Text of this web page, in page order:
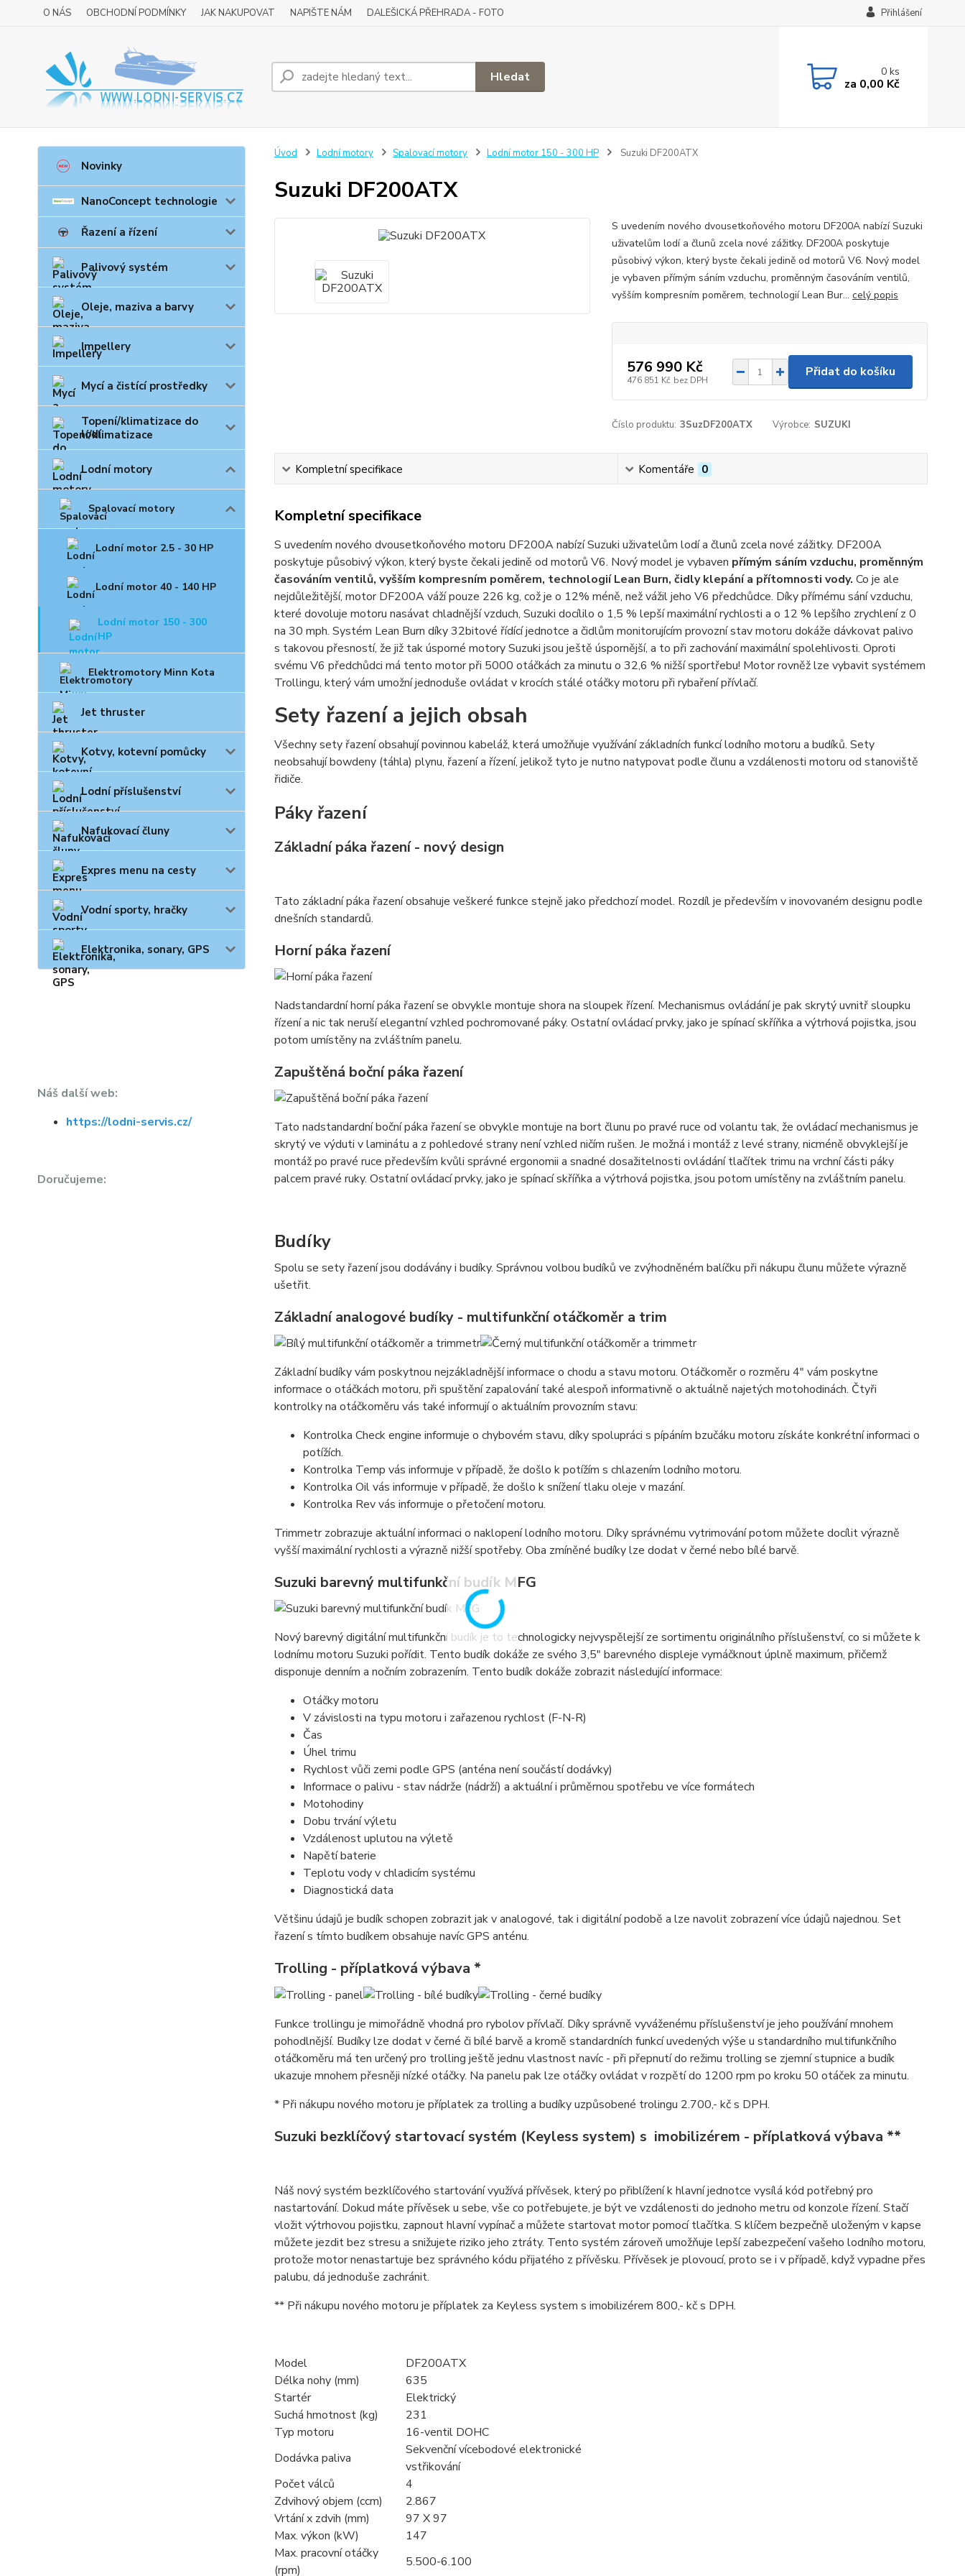
O NÁS OBCHODNÍ PODMÍNKY JAK NAKUPOVAT NAPIŠTE NÁM DALEŠICKÁ PŘEHRADA - FOTO Přihlášení
Hledat 0ks
za 0,00 Kč
Novinky
NanoConcept technologie
Řazení a řízení
Palivový systém
Oleje, maziva a barvy
Impellery
Mycí a čistící prostředky
Topení/klimatizace do
lodí
Lodní motory
Spalovací motory
Lodní motor 2.5 - 30 HP
Lodní motor 40 - 140 HP
Lodní motor 150 - 300
HP
Elektromotory Minn Kota
Jet thruster
Kotvy, kotevní pomůcky
Lodní příslušenství
Nafukovací čluny
Expres menu na cesty
Vodní sporty, hračky
Elektronika, sonary, GPS
Náš další web:
https://lodni-servis.cz/
Doručujeme:
Úvod Lodní motory Spalovací motory Lodní motor 150 - 300 HP Suzuki DF200ATX
Suzuki DF200ATX
S uvedením nového dvousetkoňového motoru DF200A nabízí Suzuki
uživatelům lodí a člunů zcela nové zážitky. DF200A poskytuje
působivý výkon, který byste čekali jedině od motorů V6. Nový model
je vybaven přímým sáním vzduchu, proměnným časováním ventilů,
vyšším kompresním poměrem, technologií Lean Bur... celý popis
576 990 Kč
476 851 Kč bez DPH
Přidat do košíku
Číslo produktu: 3SuzDF200ATX Výrobce: SUZUKI
Kompletní specifikace Komentáře 0
Kompletní specifikace
S uvedením nového dvousetkoňového motoru DF200A nabízí Suzuki uživatelům lodí a člunů zcela nové zážitky. DF200A
poskytuje působivý výkon, který byste čekali jedině od motorů V6. Nový model je vybaven přímým sáním vzduchu, proměnným
časováním ventilů, vyšším kompresním poměrem, technologií Lean Burn, čidly klepání a přítomnosti vody. Co je ale
nejdůležitější, motor DF200A váží pouze 226 kg, což je o 12% méně, než vážil jeho V6 předchůdce. Díky přímému sání vzduchu,
které dovoluje motoru nasávat chladnější vzduch, Suzuki docílilo o 1,5 % lepší maximální rychlosti a o 12 % lepšího zrychlení z 0
na 30 mph. Systém Lean Burn díky 32bitové řídící jednotce a čidlům monitorujícím provozní stav motoru dokáže dávkovat palivo
s takovou přesností, že již tak úsporné motory Suzuki jsou ještě úspornější, a to při zachování maximální spolehlivosti. Oproti
svému V6 předchůdci má tento motor při 5000 otáčkách za minutu o 32,6 % nižší sportřebu! Motor rovněž lze vybavit systémem
Trollingu, který vám umožní jednoduše ovládat v krocích stálé otáčky motoru při rybaření přívlačí.
Sety řazení a jejich obsah
Všechny sety řazení obsahují povinnou kabeláž, která umožňuje využívání základních funkcí lodního motoru a budíků. Sety
neobsahují bowdeny (táhla) plynu, řazení a řízení, jelikož tyto je nutno natypovat podle člunu a vzdálenosti motoru od stanoviště
řidiče.
Páky řazení
Základní páka řazení - nový design
Tato základní páka řazení obsahuje veškeré funkce stejně jako předchozí model. Rozdíl je především v inovovaném designu podle
dnešních standardů.
Horní páka řazení
Nadstandardní horní páka řazení se obvykle montuje shora na sloupek řízení. Mechanismus ovládání je pak skrytý uvnitř sloupku
řízení a nic tak neruší elegantní vzhled pochromované páky. Ostatní ovládací prvky, jako je spínací skříňka a výtrhová pojistka, jsou
potom umístěny na zvláštním panelu.
Zapuštěná boční páka řazení
Tato nadstandardní boční páka řazení se obvykle montuje na bort člunu po pravé ruce od volantu tak, že ovládací mechanismus je
skrytý ve výduti v laminátu a z pohledové strany není vzhled ničím rušen. Je možná i montáž z levé strany, nicméně obvyklejší je
montáž po pravé ruce především kvůli správné ergonomii a snadné dosažitelnosti ovládání tlačítek trimu na vrchní části páky
palcem pravé ruky. Ostatní ovládací prvky, jako je spínací skříňka a výtrhová pojistka, jsou potom umístěny na zvláštním panelu.
Budíky
Spolu se sety řazení jsou dodávány i budíky. Správnou volbou budíků ve zvýhodněném balíčku při nákupu člunu můžete výrazně
ušetřit.
Základní analogové budíky - multifunkční otáčkoměr a trim
Základní budíky vám poskytnou nejzákladnější informace o chodu a stavu motoru. Otáčkoměr o rozměru 4" vám poskytne
informace o otáčkách motoru, při spuštění zapalování také alespoň informativně o aktuálně najetých motohodinách. Čtyři
kontrolky na otáčkoměru vás také informují o aktuálním provozním stavu:
Kontrolka Check engine informuje o chybovém stavu, díky spolupráci s pípáním bzučáku motoru získáte konkrétní informaci o
potížích.
Kontrolka Temp vás informuje v případě, že došlo k potížím s chlazením lodního motoru.
Kontrolka Oil vás informuje v případě, že došlo k snížení tlaku oleje v mazání.
Kontrolka Rev vás informuje o přetočení motoru.
Trimmetr zobrazuje aktuální informaci o naklopení lodního motoru. Díky správnému vytrimování potom můžete docílit výrazně
vyšší maximální rychlosti a výrazně nižší spotřeby. Oba zmíněné budíky lze dodat v černé nebo bílé barvě.
Suzuki barevný multifunkční budík MFG
Nový barevný digitální multifunkční budík je to technologicky nejvyspělejší ze sortimentu originálního příslušenství, co si můžete k
lodnímu motoru Suzuki pořídit. Tento budík dokáže ze svého 3,5" barevného displeje vymáčknout úplně maximum, přičemž
disponuje denním a nočním zobrazením. Tento budík dokáže zobrazit následující informace:
Otáčky motoru
V závislosti na typu motoru i zařazenou rychlost (F-N-R)
Čas
Úhel trimu
Rychlost vůči zemi podle GPS (anténa není součástí dodávky)
Informace o palivu - stav nádrže (nádrží) a aktuální i průměrnou spotřebu ve více formátech
Motohodiny
Dobu trvání výletu
Vzdálenost uplutou na výletě
Napětí baterie
Teplotu vody v chladicím systému
Diagnostická data
Většinu údajů je budík schopen zobrazit jak v analogové, tak i digitální podobě a lze navolit zobrazení více údajů najednou. Set
řazení s tímto budíkem obsahuje navíc GPS anténu.
Trolling - příplatková výbava *
Funkce trollingu je mimořádně vhodná pro rybolov přívlačí. Díky správně vyváženému příslušenství je jeho používání mnohem
pohodlnější. Budíky lze dodat v černé či bílé barvě a kromě standardních funkcí uvedených výše u standardního multifunkčního
otáčkoměru má ten určený pro trolling ještě jednu vlastnost navíc - při přepnutí do režimu trolling se zjemní stupnice a budík
ukazuje mnohem přesněji nízké otáčky. Na panelu pak lze otáčky ovládat v rozpětí do 1200 rpm po kroku 50 otáček za minutu.
* Při nákupu nového motoru je příplatek za trolling a budíky uzpůsobené trolingu 2.700,- kč s DPH.
Suzuki bezklíčový startovací systém (Keyless system) s imobilizérem - příplatková výbava **
Náš nový systém bezklíčového startování využívá přívěsek, který po přiblížení k hlavní jednotce vysílá kód potřebný pro
nastartování. Dokud máte přívěsek u sebe, vše co potřebujete, je být ve vzdálenosti do jednoho metru od konzole řízení. Stačí
vložit výtrhovou pojistku, zapnout hlavní vypínač a můžete startovat motor pomocí tlačítka. S klíčem bezpečně uloženým v kapse
můžete jezdit bez stresu a snižujete riziko jeho ztráty. Tento systém zároveň umožňuje lepší zabezpečení vašeho lodního motoru,
protože motor nenastartuje bez správného kódu přijatého z přívěsku. Přívěsek je plovoucí, proto se i v případě, když vypadne přes
palubu, dá jednoduše zachránit.
** Při nákupu nového motoru je příplatek za Keyless system s imobilizérem 800,- kč s DPH.
Model
DF200ATX
Délka nohy (mm)
635
Startér
Elektrický
Suchá hmotnost (kg)
231
Typ motoru
16-ventil DOHC
Dodávka paliva
Sekvenční vícebodové elektronické
vstřikování
Počet válců
4
Zdvihový objem (ccm)
2.867
Vrtání x zdvih (mm)
97 X 97
Max. výkon (kW)
147
Max. pracovní otáčky
(rpm)
5.500-6.100